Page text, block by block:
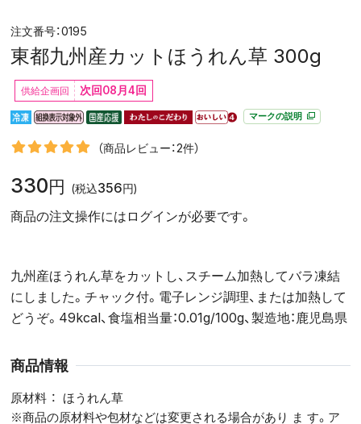
0195
東都九州産カットほうれん草 300g
次回08月4回
マークの説明
（商品レビュー：2件）
330円 (税込356円)
商品の注文操作にはログインが必要です。
九州産ほうれん草をカットし、スチーム加熱してバラ凍結
にしました。チャック付。電子レンジ調理、または加熱して
どうぞ。49kcal、食塩相当量：0.01g/100g、製造地：鹿児島県
商品情報
原材料
ほうれん草
※商品の原材料や包材などは変更される場合があり ま す。ア